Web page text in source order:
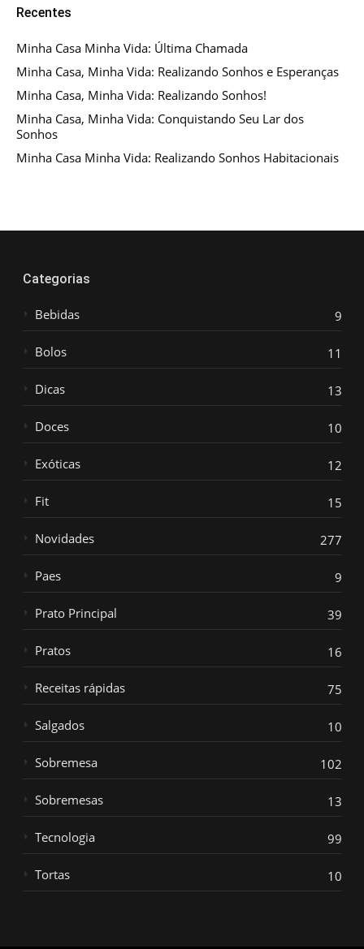
Recentes
Minha Casa Minha Vida: Última Chamada
Minha Casa, Minha Vida: Realizando Sonhos e Esperanças
Minha Casa, Minha Vida: Realizando Sonhos!
Minha Casa, Minha Vida: Conquistando Seu Lar dos
Sonhos
Minha Casa Minha Vida: Realizando Sonhos Habitacionais
Categorias
Bebidas 9
Bolos 11
Dicas 13
Doces 10
Exóticas 12
Fit 15
Novidades 277
Paes 9
Prato Principal 39
Pratos 16
Receitas rápidas 75
Salgados 10
Sobremesa 102
Sobremesas 13
Tecnologia 99
Tortas 10